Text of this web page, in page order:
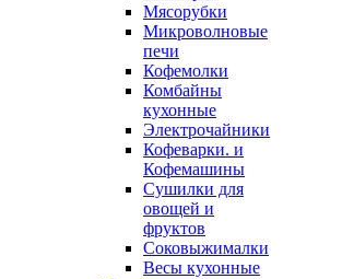
Мясорубки
Микроволновые
печи
Кофемолки
Комбайны
кухонные
Электрочайники
Кофеварки. и
Кофемашины
Сушилки для
овощей и
фруктов
Соковыжималки
Весы кухонные